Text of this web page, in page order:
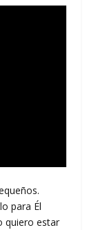
para Él
quiero estar